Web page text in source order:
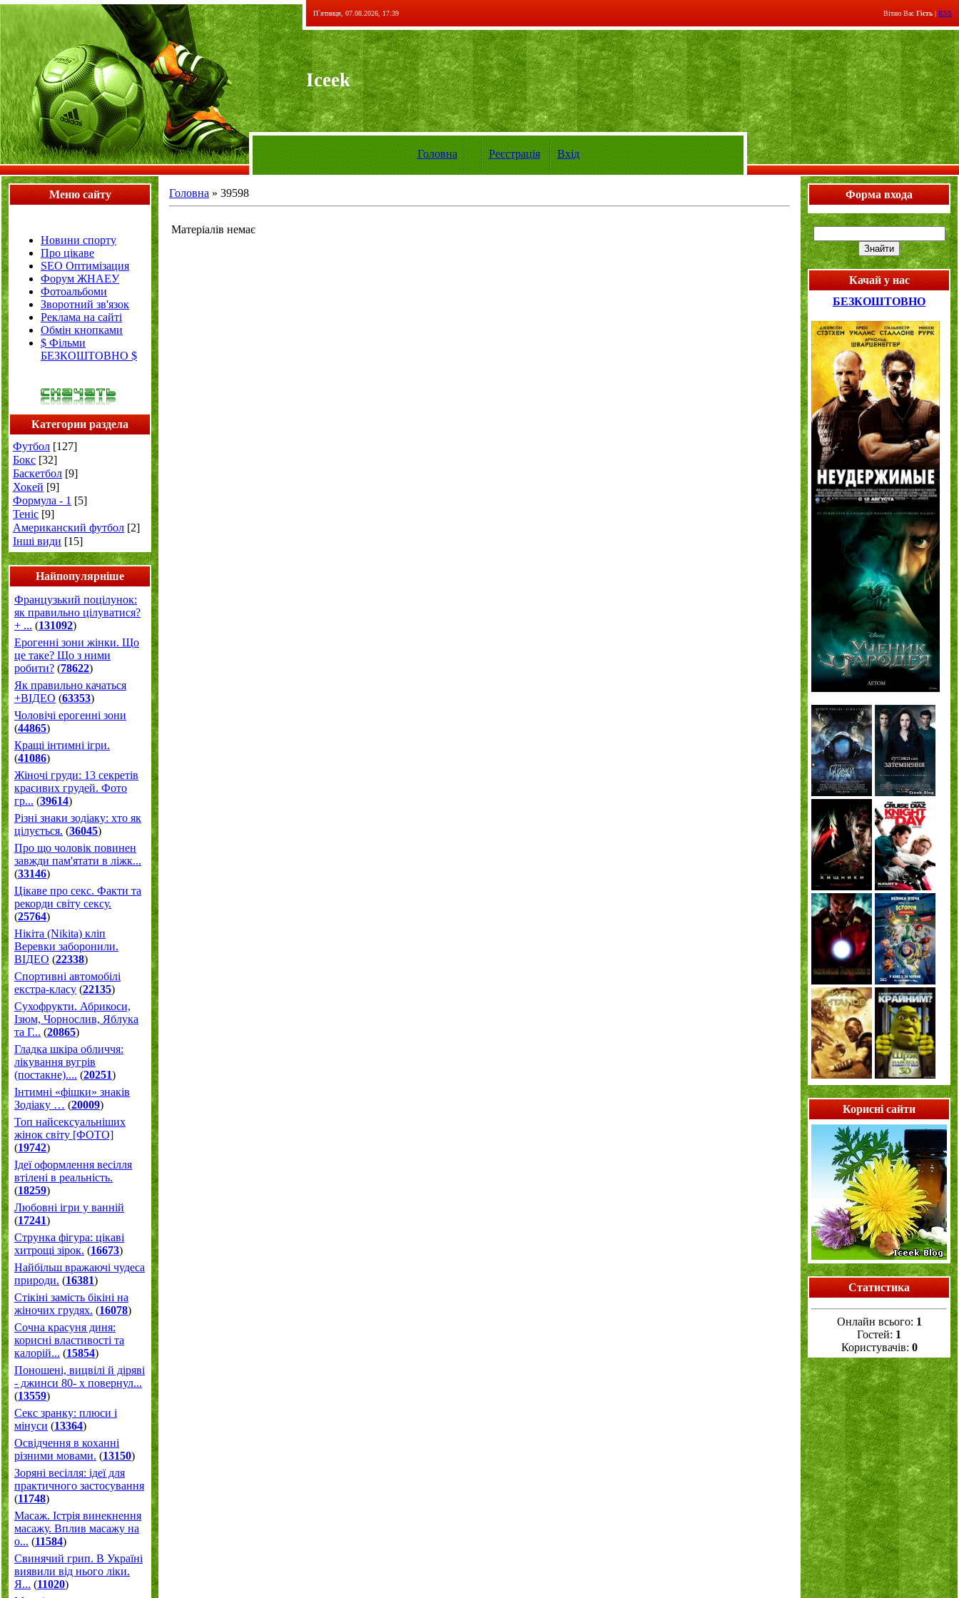
П`ятниця, 07.08.2026, 17:39 Вітаю Вас Гість | RSS
Iceek
Головна Реєстрація Вхід
Меню сайту
Новини спорту
Про цікаве
SEO Оптимізация
Форум ЖНАЕУ
Фотоальбоми
Зворотний зв'язок
Реклама на сайті
Обмін кнопками
$ Фільми
БЕЗКОШТОВНО $
Категории раздела
Футбол [127]
Бокс [32]
Баскетбол [9]
Хокей [9]
Формула - 1 [5]
Теніс [9]
Американский футбол [2]
Інші види [15]
Найпопулярніше
Французький поцілунок:
як правильно цілуватися?
+ ... (131092)
Ерогенні зони жінки. Що
це таке? Що з ними
робити? (78622)
Як правильно качаться
+ВІДЕО (63353)
Чоловічі ерогенні зони
(44865)
Кращі інтимні ігри.
(41086)
Жіночі груди: 13 секретів
красивих грудей. Фото
гр... (39614)
Різні знаки зодіаку: хто як
цілується. (36045)
Про що чоловік повинен
завжди пам'ятати в ліжк...
(33146)
Цікаве про секс. Факти та
рекорди світу сексу.
(25764)
Нікіта (Nikita) кліп
Веревки заборонили.
ВІДЕО (22338)
Спортивні автомобілі
екстра-класу (22135)
Cухофрукти. Абрикоси,
Ізюм, Чорнослив, Яблука
та Г... (20865)
Гладка шкіра обличчя:
лікування вугрів
(постакне).... (20251)
Інтимні «фішки» знаків
Зодіаку … (20009)
Топ найсексуальніших
жінок світу [ФОТО]
(19742)
Ідеї оформлення весілля
втілені в реальність.
(18259)
Любовні ігри у ванній
(17241)
Струнка фігура: цікаві
хитрощі зірок. (16673)
Найбільш вражаючі чудеса
природи. (16381)
Стікіні замість бікіні на
жіночих грудях. (16078)
Сочна красуня диня:
корисні властивості та
калорій... (15854)
Поношені, вицвілі й діряві
- джинси 80- х повернул...
(13559)
Секс зранку: плюси і
мінуси (13364)
Освідчення в коханні
різними мовами. (13150)
Зоряні весілля: ідеї для
практичного застосування
(11748)
Масаж. Істрія винекнення
масажу. Вплив масажу на
о... (11584)
Свинячий грип. В Україні
виявили від нього ліки.
Я... (11020)
Головна » 39598
Матеріалів немає
Форма входа
Качай у нас
БЕЗКОШТОВНО
Корисні сайти
Статистика
Онлайн всього: 1
Гостей: 1
Користувачів: 0